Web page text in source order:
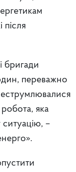
бригади
переважно
яка
–